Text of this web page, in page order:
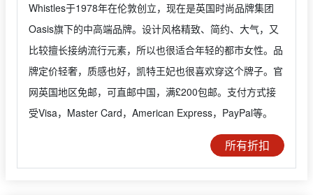
Whistles于1978年在伦敦创立，现在是英国时尚品牌集团
Oasis旗下的中高端品牌。设计风格精致、简约、大气，又
比较擅长接纳流行元素，所以也很适合年轻的都市女性。品
牌定价轻奢，质感也好，凯特王妃也很喜欢穿这个牌子。官
网英国地区免邮，可直邮中国，满£200包邮。支付方式接
受Visa，Master Card，American Express，PayPal等。
所有折扣